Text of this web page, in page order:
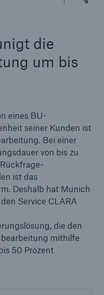
die
um bis
eines BU-
seiner Kunden ist
Bei einer
von bis zu
ist das
Deshalb hat Munich
Service CLARA
die den
mithilfe
50 Prozent
der nicht
Naturkatastrophen